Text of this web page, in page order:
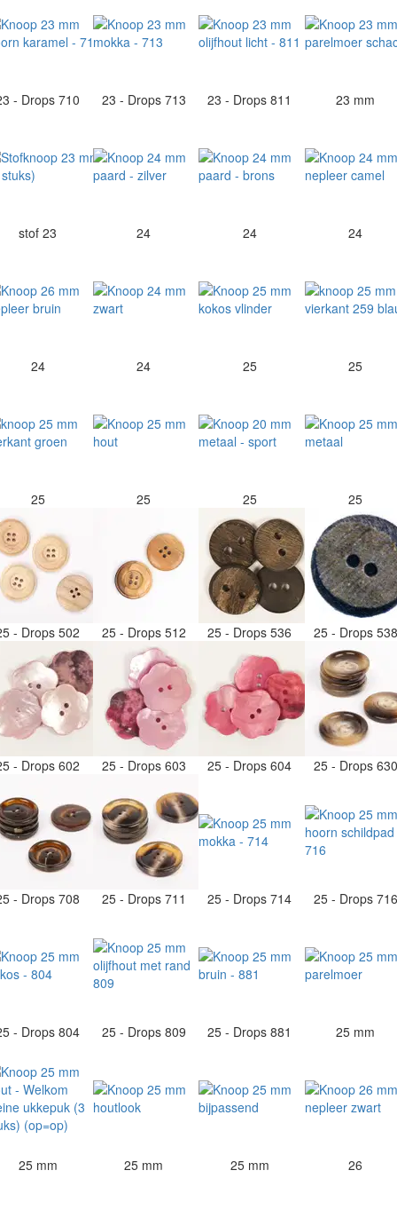
- Drops 710 23 - Drops 713 23 - Drops 811 23 mm
stof 23 24 24 24
24 24 25 25
25 25 25 25
- Drops 502 25 - Drops 512 25 - Drops 536 25 - Drops
- Drops 602 25 - Drops 603 25 - Drops 604 25 - Drops
- Drops 708 25 - Drops 711 25 - Drops 714 25 - Drops
- Drops 804 25 - Drops 809 25 - Drops 881 25 mm
25 mm 25 mm 25 mm 26